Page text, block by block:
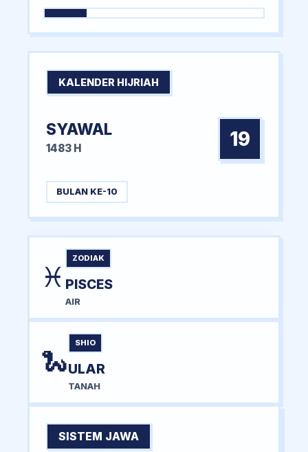
KALENDER HIJRIAH
SYAWAL
1483 H 19
BULAN KE-10
♓
ZODIAK
PISCES
AIR
🐍
SHIO
ULAR
TANAH
SISTEM JAWA